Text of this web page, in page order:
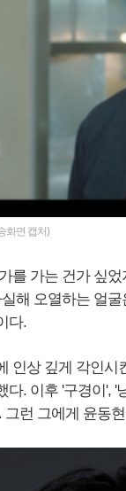
화면 캡처)
를 가는 건가 싶
해 오열하는 얼
다.
인상 깊게 각인
다. 이후 '구경이',
런 그에게 윤동